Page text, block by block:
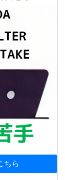
ちら